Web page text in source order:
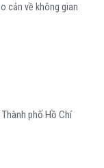
cản về không gian
phố Hồ Chí